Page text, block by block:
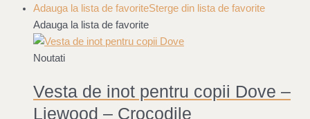
Adauga la lista de favoriteSterge din lista de favorite
Adauga la lista de favorite
Noutati
Vesta de inot pentru copii Dove –
Liewood – Crocodile